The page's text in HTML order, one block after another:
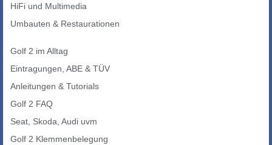
HiFi und Multimedia
Umbauten & Restaurationen
Golf 2 im Alltag
Eintragungen, ABE & TÜV
Anleitungen & Tutorials
Golf 2 FAQ
Seat, Skoda, Audi uvm
Golf 2 Klemmenbelegung